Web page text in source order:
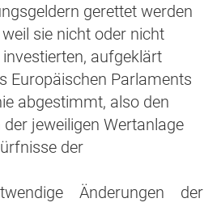
gerettet werden
sie nicht oder nicht
aufgeklärt
Europäischen Parlaments
abgestimmt, also den
jeweiligen Wertanlage
der
Änderungen der